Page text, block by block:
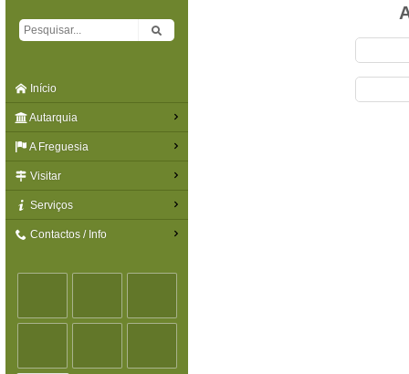
Início
Autarquia
A Freguesia
Visitar
Serviços
Contactos / Info